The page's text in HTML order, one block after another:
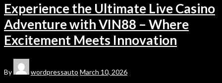
Experience the Ultimate Live Casino
Adventure with VIN88 – Where
Excitement Meets Innovation
By wordpressauto March 10, 2026